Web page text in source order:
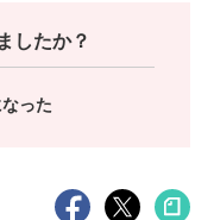
したか？
った